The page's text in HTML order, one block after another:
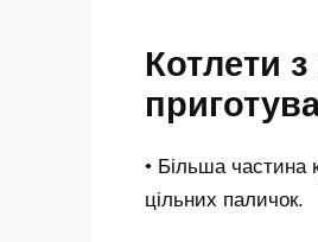
Котлети
• Більша частина
цільних паличок.